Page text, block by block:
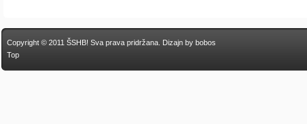
Copyright © 2011 ŠSHB! Sva prava pridržana. Dizajn by bobos
Top